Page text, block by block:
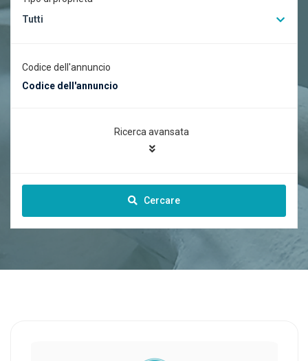
Tutti
Codice dell'annuncio
Ricerca avansata
Cercare